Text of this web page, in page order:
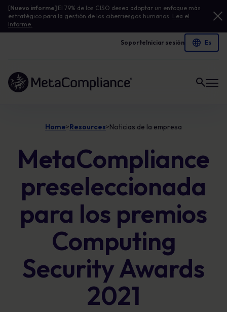
[Nuevo informe] El 79% de los CISO desea adoptar un enfoque más
estratégico para la gestión de los ciberriesgos humanos. Lea el
Informe.
SoporteIniciar sesión
Enlace a la página de inicio
Home>Resources>Noticias de la empresa
MetaCompliance
preseleccionada
para los premios
Computing
Security Awards
2021